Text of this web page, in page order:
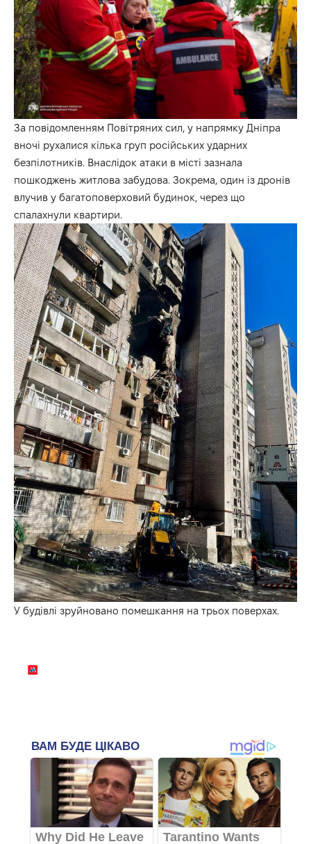
За повідомленням Повітряних сил, у напрямку Дніпра
вночі рухалися кілька груп російських ударних
безпілотників. Внаслідок атаки в місті зазнала
пошкоджень житлова забудова. Зокрема, один із дронів
влучив у багатоповерховий будинок, через що
спалахнули квартири.
У будівлі зруйновано помешкання на трьох поверхах.